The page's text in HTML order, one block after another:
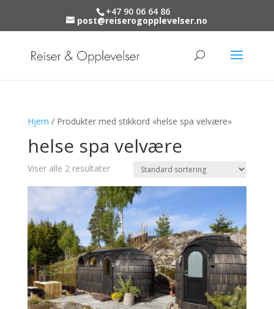
+47 90 06 64 86
post@reiserogopplevelser.no
Hjem / Produkter med stikkord «helse spa velvære»
helse spa velvære
Viser alle 2 resultater